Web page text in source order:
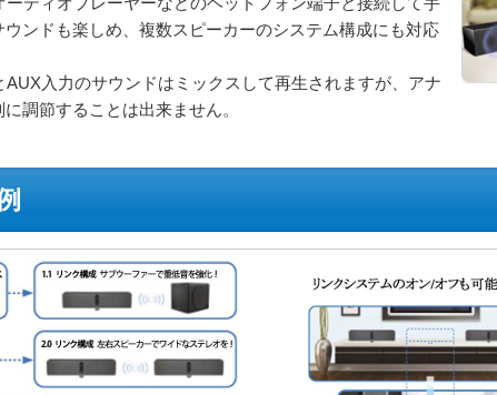
ンドも楽しめ、複数スピーカーのシステム構成にも対応
入力のサウンドはミックスして再生されますが、アナ
調節することは出来ません。